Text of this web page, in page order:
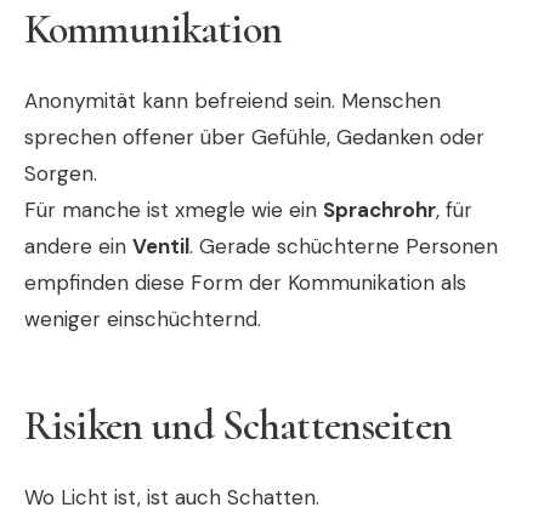
Kommunikation
Anonymität kann befreiend sein. Menschen
sprechen offener über Gefühle, Gedanken oder
Sorgen.
Für manche ist xmegle wie ein Sprachrohr, für
andere ein Ventil. Gerade schüchterne Personen
empfinden diese Form der Kommunikation als
weniger einschüchternd.
Risiken und Schattenseiten
Wo Licht ist, ist auch Schatten.